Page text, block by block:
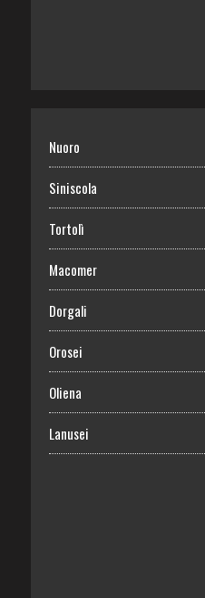
Nuoro
Siniscola
Tortolì
Macomer
Dorgali
Orosei
Oliena
Lanusei